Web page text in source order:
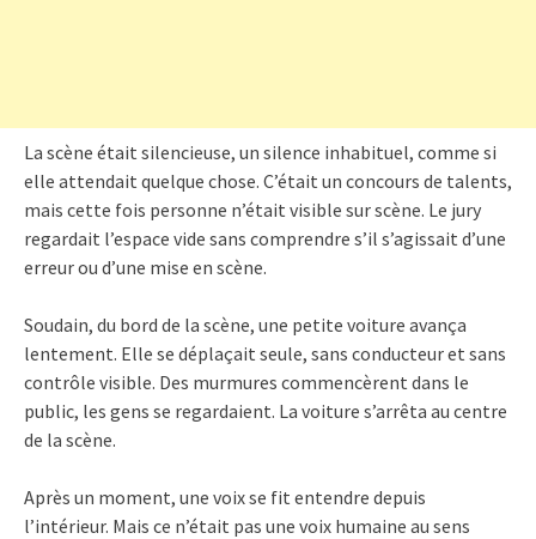
La scène était silencieuse, un silence inhabituel, comme si
elle attendait quelque chose. C’était un concours de talents,
mais cette fois personne n’était visible sur scène. Le jury
regardait l’espace vide sans comprendre s’il s’agissait d’une
erreur ou d’une mise en scène.
Soudain, du bord de la scène, une petite voiture avança
lentement. Elle se déplaçait seule, sans conducteur et sans
contrôle visible. Des murmures commencèrent dans le
public, les gens se regardaient. La voiture s’arrêta au centre
de la scène.
Après un moment, une voix se fit entendre depuis
l’intérieur. Mais ce n’était pas une voix humaine au sens